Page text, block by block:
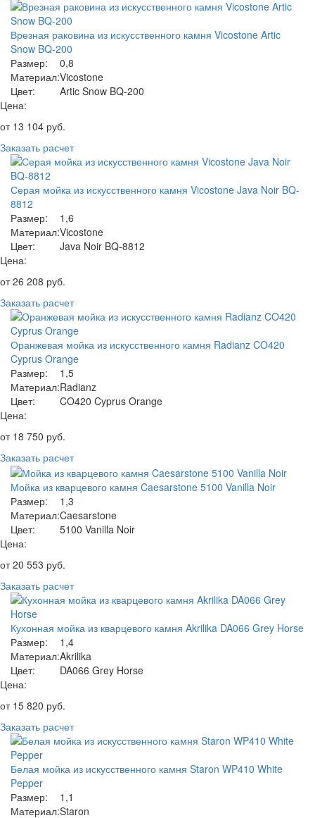
Врезная раковина из искусственного камня Vicostone Artic
Snow BQ-200
Размер:
0,8
Материал:Vicostone
Цвет:
Artic Snow BQ-200
Цена:
от 13 104 руб.
Заказать расчет
Серая мойка из искусственного камня Vicostone Java Noir BQ-
8812
Размер:
1,6
Материал:Vicostone
Цвет:
Java Noir BQ-8812
Цена:
от26 208 руб.
Заказать расчет
Оранжевая мойка из искусственного камня Radianz CO420
Cyprus Orange
Размер:
1,5
Материал:Radianz
Цвет:
CO420 Cyprus Orange
Цена:
от 18 750 руб.
Заказать расчет
Мойка из кварцевого камня Caesarstone 5100 Vanilla Noir
Размер:
1,3
Материал:Caesarstone
Цвет:
5100 Vanilla Noir
Цена:
от20 553 руб.
Заказать расчет
Кухонная мойка из кварцевого камня Akrilika DA066 Grey Horse
Размер:
1,4
Материал:Akrilika
Цвет:
DA066 Grey Horse
Цена:
от 15 820 руб.
Заказать расчет
Белая мойка из искусственного камня Staron WP410 White
Pepper
Размер:
1,1
Материал:Staron